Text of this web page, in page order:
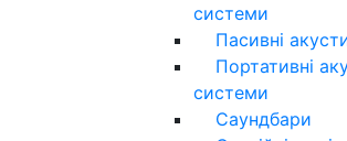
системи
Пасивні
Портативні
системи
Саундбари